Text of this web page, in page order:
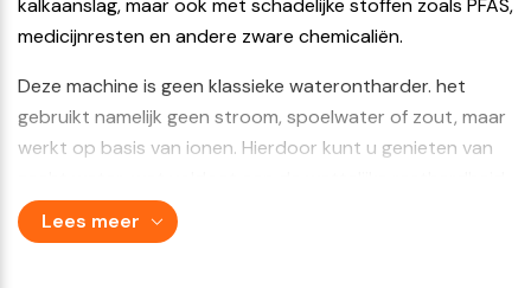
kalkaanslag, maar ook met schadelijke stoffen zoals PFAS,
medicijnresten en andere zware chemicaliën.
Deze machine is geen klassieke waterontharder. het
gebruikt namelijk geen stroom, spoelwater of zout, maar
werkt op basis van ionen. Hierdoor kunt u genieten van
waarin alle “goede” mineralen behouden blijven.
Lees meer